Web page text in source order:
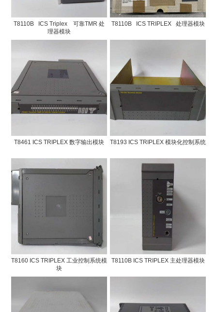
T8110B ICS Triplex 可靠TMR 处
理器模块
T8110B ICS TRIPLEX 处理器模块
T8461 ICS TRIPLEX 数字输出模块 T8193 ICS TRIPLEX 模块化控制系统
T8160 ICS TRIPLEX 工业控制系统模
块
T8110B ICS TRIPLEX 主处理器模块